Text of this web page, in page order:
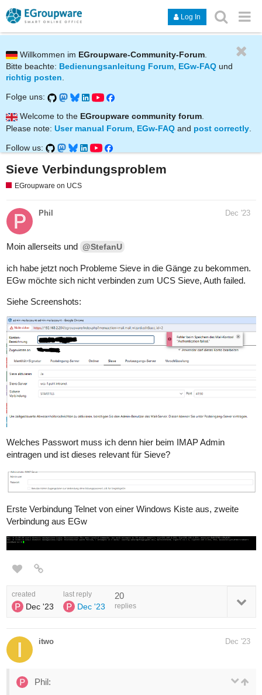
Log In
Willkommen im EGroupware-Community-Forum
Bitte beachte: Bedienungsanleitung Forum, EGw-FAQ und
richtig posten.
Folge uns:
Welcome to the EGroupware community forum.
Please note: User manual Forum EGw-FAQ and post correctly
Follow us:
Sieve Verbindungsproblem
EGroupware on UCS
Phil Dec '23
Moin allerseits und @StefanU
ich habe jetzt noch Probleme Sieve in die Gänge zu bekommen.
EGw möchte sich nicht verbinden zum UCS Sieve, Auth failed.
Siehe Screenshots:
Welches Passwort muss ich denn hier beim IMAP Admin
eintragen und ist dieses relevant für Sieve?
Erste Verbindung Telnet von einer Windows Kiste aus, zweite
Verbindung aus EGw
created
Dec '23
last reply
Dec '23
20
replies
itwo Dec '23
Phil: